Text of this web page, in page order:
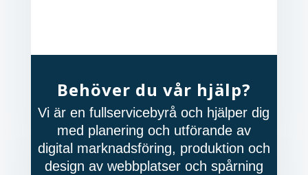
Behöver du vår hjälp?
Vi är en fullservicebyrå och hjälper dig
med planering och utförande av
digital marknadsföring, produktion och
design av webbplatser och spårning